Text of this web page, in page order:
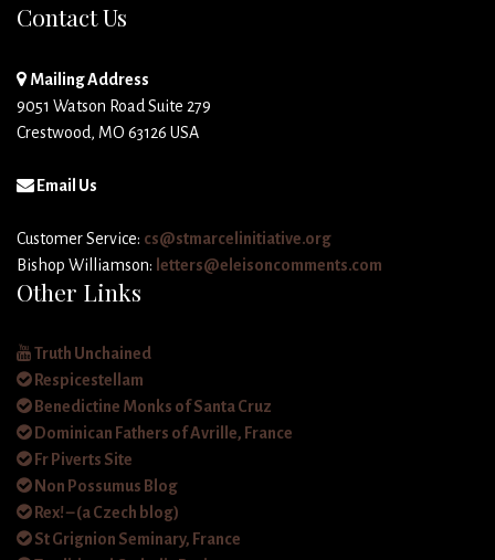
Contact Us
Mailing Address
9051 Watson Road Suite 279
Crestwood, MO 63126 USA
Email Us
Customer Service: cs@stmarcelinitiative.org
Bishop Williamson: letters@eleisoncomments.com
Other Links
Truth Unchained
Respicestellam
Benedictine Monks of Santa Cruz
Dominican Fathers of Avrille, France
Fr Piverts Site
Non Possumus Blog
Rex! – (a Czech blog)
St Grignion Seminary, France